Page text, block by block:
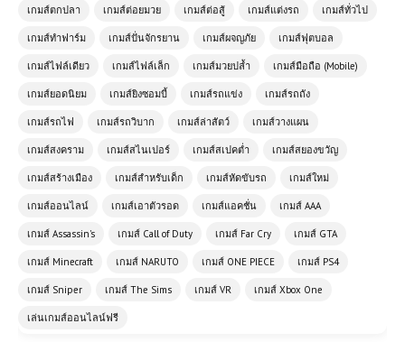
เกมส์ตกปลา เกมส์ต่อยมวย เกมส์ต่อสู้ เกมส์แต่งรถ เกมส์ทั่วไป
เกมส์ทำฟาร์ม เกมส์ปั่นจักรยาน เกมส์ผจญภัย เกมส์ฟุตบอล
เกมส์ไฟล์เดียว เกมส์ไฟล์เล็ก เกมส์มวยปล้ำ เกมส์มือถือ (Mobile)
เกมส์ยอดนิยม เกมส์ยิงซอมบี้ เกมส์รถแข่ง เกมส์รถถัง
เกมส์รถไฟ เกมส์รถวิบาก เกมส์ล่าสัตว์ เกมส์วางแผน
เกมส์สงคราม เกมส์สไนเปอร์ เกมส์สเปคต่ำ เกมส์สยองขวัญ
เกมส์สร้างเมือง เกมส์สำหรับเด็ก เกมส์หัดขับรถ เกมส์ใหม่
เกมส์ออนไลน์ เกมส์เอาตัวรอด เกมส์แอคชั่น เกมส์ AAA
เกมส์ Assassin's เกมส์ Call of Duty เกมส์ Far Cry เกมส์ GTA
เกมส์ Minecraft เกมส์ NARUTO เกมส์ ONE PIECE เกมส์ PS4
เกมส์ Sniper เกมส์ The Sims เกมส์ VR เกมส์ Xbox One
เล่นเกมส์ออนไลน์ฟรี
1.2 เกมสร้างบ้านและจำลองชีวิตที่สนุก
ครบวงจร
โหลดเกมส์ (PC) Grand Theft Auto